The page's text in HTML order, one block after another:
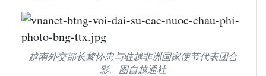
越南外交部长黎怀忠与驻越非洲国家使节代表团合
影。图自越通社